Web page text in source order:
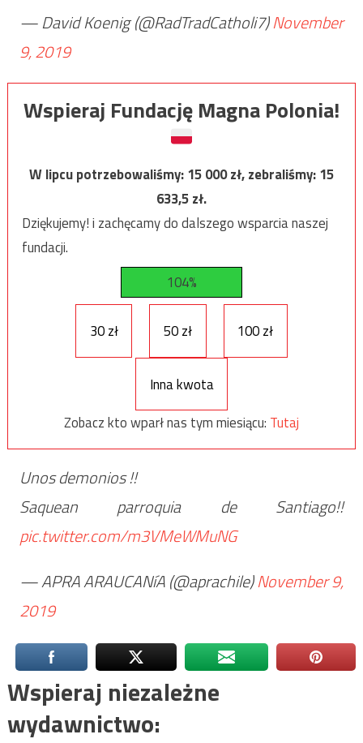
— David Koenig (@RadTradCatholi7)November
9, 2019
Wspieraj Fundację Magna Polonia!
W lipcu potrzebowaliśmy:15 000zł, zebraliśmy:15
633,5zł.
Dziękujemy! i zachęcamy do dalszego wsparcia naszej
fundacji.
104%
30 zł 50 zł 100 zł
Inna kwota
Zobacz kto wparł nas tym miesiącu: Tutaj
Unos demonios !!
Saquean parroquia de Santiago!!
pic.twitter.com/m3VMeWMuNG
— APRA ARAUCANíA (@aprachile)November 9,
2019
Wspieraj niezależne
wydawnictwo: